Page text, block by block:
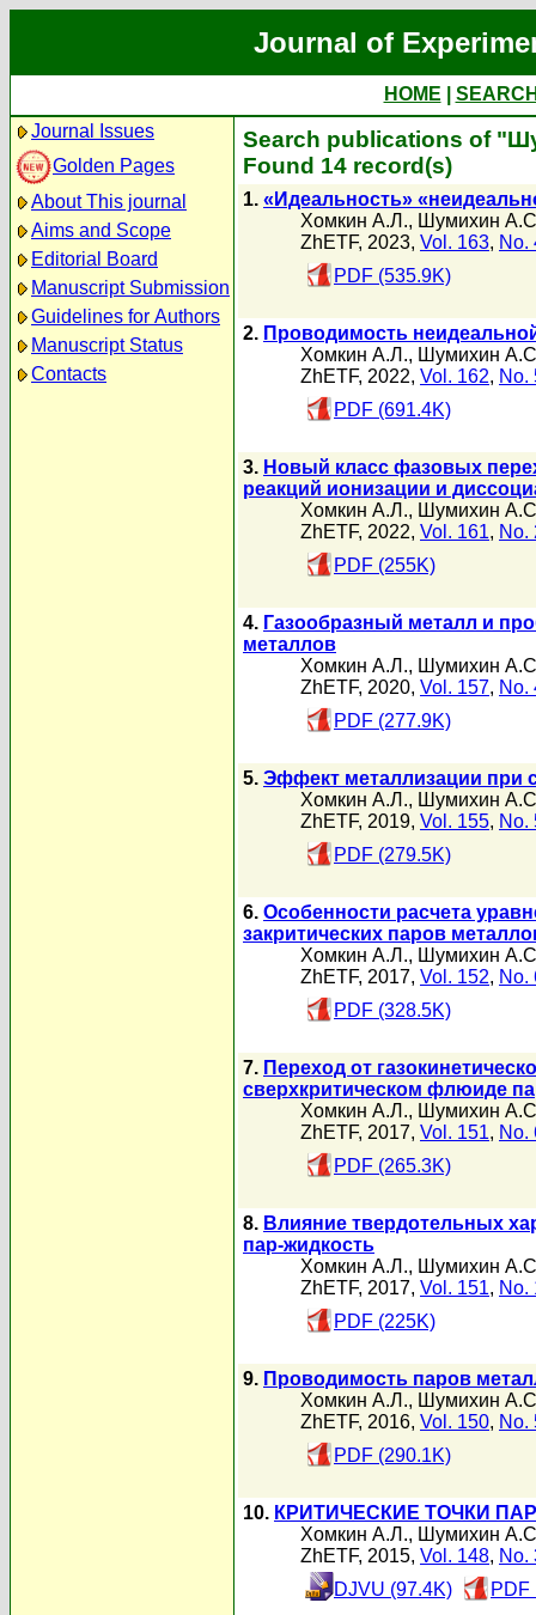
Journal of
HOME
Journal Issues
Golden Pages
About This journal
Aims and Scope
Editorial Board
Manuscript Submission
Guidelines for Authors
Manuscript Status
Contacts
Search publications of
Found 14 record(s)
1. «Идеальность»
Хомкин А.Л., Шумихин
ZhETF, 2023, Vol. 163, No.
PDF (535.9K)
2. Проводимость
Хомкин А.Л., Шумихин
ZhETF, 2022, Vol. 162, No.
PDF (691.4K)
3. Новый класс фазовых
реакций ионизации и
Хомкин А.Л., Шумихин
ZhETF, 2022, Vol. 161, No.
PDF (255K)
4. Газообразный металл и
металлов
Хомкин А.Л., Шумихин
ZhETF, 2020, Vol. 157, No.
PDF (277.9K)
5. Эффект металлизации при
Хомкин А.Л., Шумихин
ZhETF, 2019, Vol. 155, No.
PDF (279.5K)
6. Особенности расчета
закритических паров
Хомкин А.Л., Шумихин
ZhETF, 2017, Vol. 152, No.
PDF (328.5K)
7. Переход от
сверхкритическом флюиде
Хомкин А.Л., Шумихин
ZhETF, 2017, Vol. 151, No.
PDF (265.3K)
8. Влияние твердотельных
пар-жидкость
Хомкин А.Л., Шумихин
ZhETF, 2017, Vol. 151, No.
PDF (225K)
9. Проводимость паров
Хомкин А.Л., Шумихин
ZhETF, 2016, Vol. 150, No.
PDF (290.1K)
10. КРИТИЧЕСКИЕ ТОЧКИ
Хомкин А.Л., Шумихин
ZhETF, 2015, Vol. 148, No.
DJVU (97.4K)
PDF